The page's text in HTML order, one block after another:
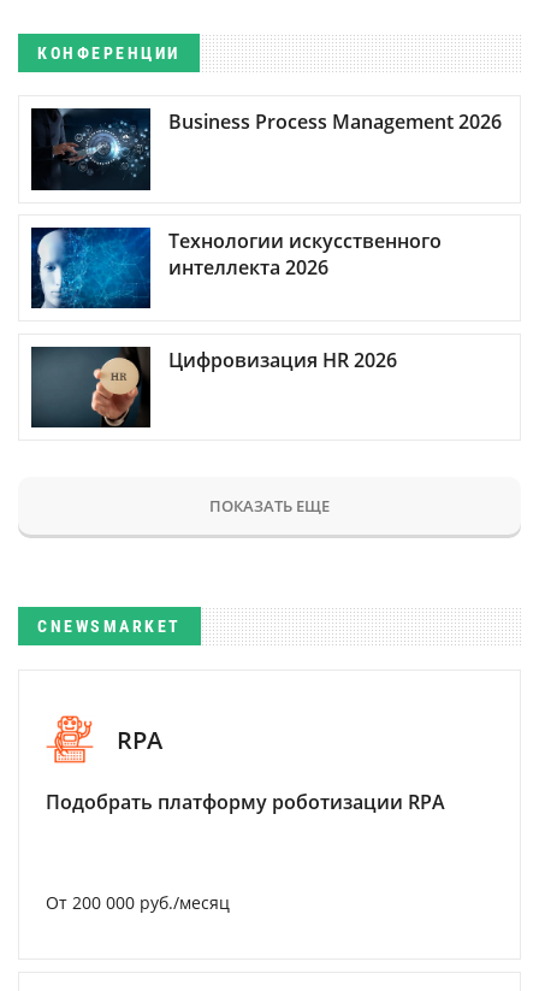
КОНФЕРЕНЦИИ
Business Process Management 2026
Технологии искусственного
интеллекта 2026
Цифровизация HR 2026
ПОКАЗАТЬ ЕЩЕ
CNEWSMARKET
RPA
Подобрать платформу роботизации RPA
От 200 000 руб./месяц